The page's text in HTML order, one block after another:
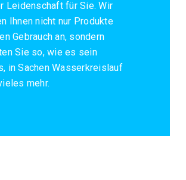
Leidenschaft für Sie. Wir
Ihnen nicht nur Produkte
Gebrauch an, sondern
Sie so, wie es sein
in Sachen Wasserkreislauf
mehr.